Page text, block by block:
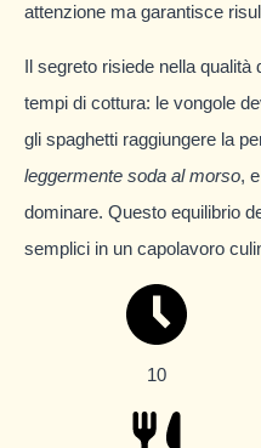
attenzione ma garantisce
Il segreto risiede nella qualità
tempi di cottura: le vongole
gli spaghetti raggiungere la
leggermente soda al morso,
dominare. Questo equilibrio
semplici in un capolavoro
10